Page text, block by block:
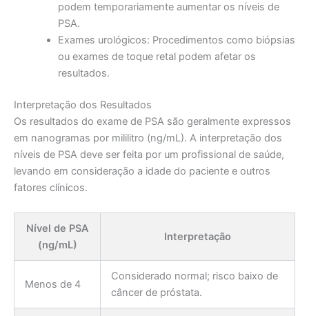
podem temporariamente aumentar os níveis de
PSA.
Exames urológicos: Procedimentos como biópsias
ou exames de toque retal podem afetar os
resultados.
Interpretação dos Resultados
Os resultados do exame de PSA são geralmente expressos
em nanogramas por mililitro (ng/mL). A interpretação dos
níveis de PSA deve ser feita por um profissional de saúde,
levando em consideração a idade do paciente e outros
fatores clínicos.
Nível de PSA
(ng/mL)
Interpretação
Menos de 4
Considerado normal; risco baixo de
câncer de próstata.